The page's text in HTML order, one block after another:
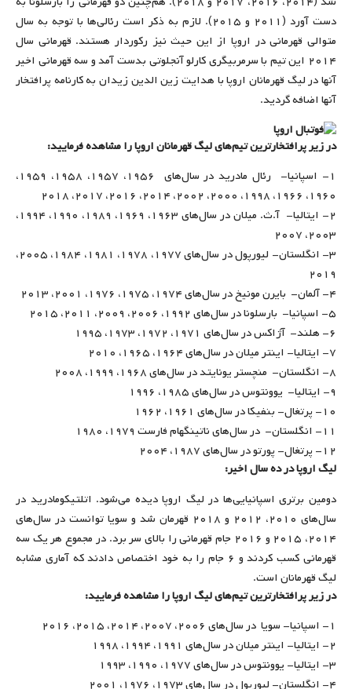
دست آورد (۲۰۱۱ و ۲۰۱۵). لازم به ذکر است رئالی‌ها با توجه به سال
متوالی قهرمانی در اروپا از این حیث نیز رکوردار هستند. قهرمانی سال
۲۰۱۴ این تیم با سرمربیگری کارلو آنجلوتی بدست آمد و سه قهرمانی اخیر
آنها در لیگ قهرمانان اروپا با هدایت زین الدین زیدان به کارنامه پرافتخار
آنها اضافه گردید.
در زیر پرافتخارترین تیم‌های لیگ قهرمانان اروپا را مشاهده فرمایید:
۱- اسپانیا- رئال مادرید در سال‌های ۱۹۵۶، ۱۹۵۷، ۱۹۵۸، ۱۹۵۹،
۱۹۶۰، ۱۹۶۶، ۱۹۹۸، ۲۰۰۰، ۲۰۰۲، ۲۰۱۴، ۲۰۱۶، ۲۰۱۷، ۲۰۱۸
۲- ایتالیا- آ.ث. میلان در سال‌های ۱۹۶۳، ۱۹۶۹، ۱۹۸۹، ۱۹۹۰، ۱۹۹۴،
۲۰۰۳، ۲۰۰۷
۳- انگلستان- لیورپول در سال‌های ۱۹۷۷، ۱۹۷۸، ۱۹۸۱، ۱۹۸۴، ۲۰۰۵،
۲۰۱۹
۴- آلمان- بایرن مونیخ در سال‌های ۱۹۷۴، ۱۹۷۵، ۱۹۷۶، ۲۰۰۱، ۲۰۱۳
۵- اسپانیا- بارسلونا در سال‌های ۱۹۹۲، ۲۰۰۶، ۲۰۰۹، ۲۰۱۱، ۲۰۱۵
۶- هلند- آژاکس در سال‌های ۱۹۷۱، ۱۹۷۲، ۱۹۷۳، ۱۹۹۵
۷- ایتالیا- اینتر میلان در سال‌های ۱۹۶۴، ۱۹۶۵، ۲۰۱۰
۸- انگلستان- منچستر یونایتد در سال‌های ۱۹۶۸، ۱۹۹۹، ۲۰۰۸
۹- ایتالیا- یوونتوس در سال‌های ۱۹۸۵، ۱۹۹۶
۱۰- پرتغال- بنفیکا در سال‌های ۱۹۶۱، ۱۹۶۲
۱۱- انگلستان- در سال‌های ناتینگهام فارست ۱۹۷۹، ۱۹۸۰
۱۲- پرتغال- پورتو در سال‌های ۱۹۸۷، ۲۰۰۴
لیگ اروپا در ده سال اخیر:
دومین برتری اسپانیایی‌ها در لیگ اروپا دیده می‌شود. اتلتیکومادرید در
سال‌های ۲۰۱۰، ۲۰۱۲ و ۲۰۱۸ قهرمان شد و سویا توانست در سال‌های
۲۰۱۴، ۲۰۱۵ و ۲۰۱۶ جام قهرمانی را بالای سر برد. در مجموع هر یک سه
قهرمانی کسب کردند و ۶ جام را به خود اختصاص دادند که آماری مشابه
لیگ قهرمانان است.
در زیر پرافتخارترین تیم‌های لیگ اروپا را مشاهده فرمایید:
۱- اسپانیا- سویا در سال‌های ۲۰۰۶، ۲۰۰۷، ۲۰۱۴، ۲۰۱۵، ۲۰۱۶
۲- ایتالیا- اینتر میلان در سال‌های ۱۹۹۱، ۱۹۹۴، ۱۹۹۸
۳- ایتالیا- یوونتوس در سال‌های ۱۹۷۷، ۱۹۹۰، ۱۹۹۳
۴- انگلستان- لیورپول در سال‌های ۱۹۷۳، ۱۹۷۶، ۲۰۰۱